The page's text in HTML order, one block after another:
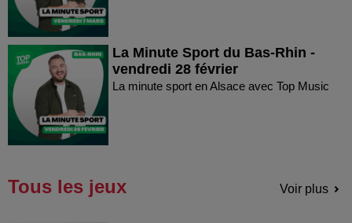
La Minute Sport du Bas-Rhin -
vendredi 28 février
La minute sport en Alsace avec Top Music
Tous les jeux Voir plus